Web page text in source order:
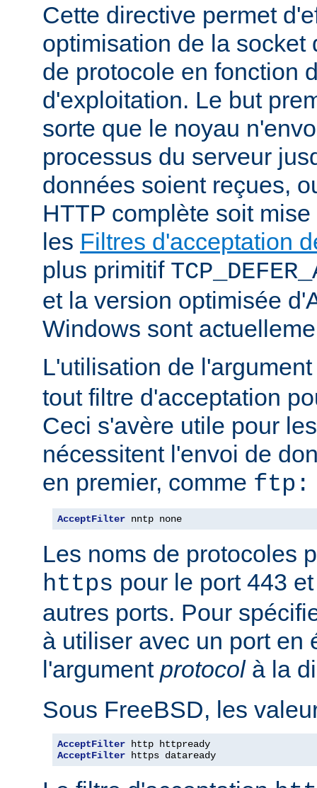
Cette directive permet
optimisation de la socket
de protocole en fonction
d'exploitation. Le but
sorte que le noyau
processus du serveur
données soient reçues,
HTTP complète soit
les Filtres d'acceptation
plus primitif
et la version optimisée
Windows sont
L'utilisation de
tout filtre d'acceptation
Ceci s'avère utile pour
nécessitent l'envoi de
en premier, comme ftp:
AcceptFilter nntp none
Les noms de protocoles
https pour le port 443
autres ports. Pour
à utiliser avec un port en
l'argument protocolà la
Sous FreeBSD, les
AcceptFilter
AcceptFilter https dataready